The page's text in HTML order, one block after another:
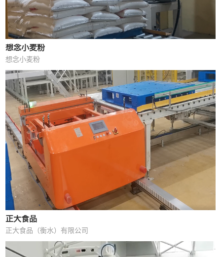
想念小麦粉
想念小麦粉
正大食品
正大食品（衡水）有限公司